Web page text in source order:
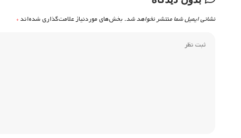
نشانی ایمیل شما منتشر نخواهد شد. بخش‌های موردنیاز علامت‌گذاری شده‌اند*